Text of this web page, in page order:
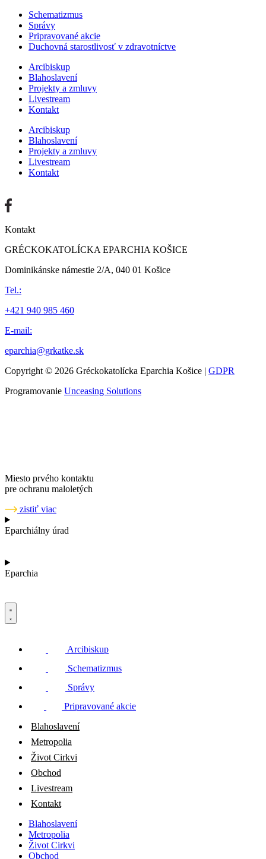
Schematizmus
Správy
Pripravované akcie
Duchovná starostlivosť v zdravotníctve
Arcibiskup
Blahoslavení
Projekty a zmluvy
Livestream
Kontakt
Arcibiskup
Blahoslavení
Projekty a zmluvy
Livestream
Kontakt
Kontakt
GRÉCKOKATOLÍCKA EPARCHIA KOŠICE
Dominikánske námestie 2/A, 040 01 Košice
Tel.:
+421 940 985 460
E-mail:
eparchia@grkatke.sk
Copyright © 2026 Gréckokatolícka Eparchia Košice | GDPR
Programovanie Unceasing Solutions
Miesto prvého kontaktu
pre ochranu maloletých
zistiť viac
Eparchiálny úrad
Eparchia
Arcibiskup
Schematizmus
Správy
Pripravované akcie
Blahoslavení
Metropolia
Život Cirkvi
Obchod
Livestream
Kontakt
Blahoslavení
Metropolia
Život Cirkvi
Obchod